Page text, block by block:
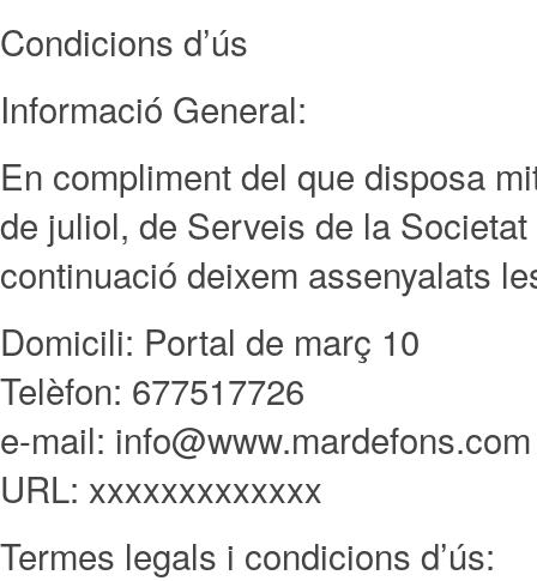
Condicions d’ús
Informació General:
En compliment del que disposa
de juliol, de Serveis de la
continuació deixem assenyalats
Domicili: Portal de març 10
Telèfon: 677517726
e-mail: info@www.mardefons.com
URL: xxxxxxxxxxxxx
Termes legals i condicions d’ús: